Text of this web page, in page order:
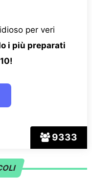
9333
per veri
i più preparati